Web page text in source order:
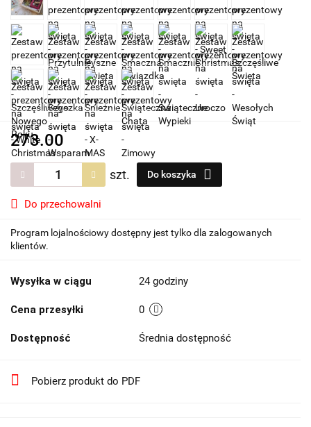
273.00
szt. Do koszyka
Do przechowalni
Program lojalnościowy dostępny jest tylko dla zalogowanych
klientów.
Wysyłka w ciągu 24 godziny
Cena przesyłki 0
Dostępność Średnia dostępność
Pobierz produkt do PDF